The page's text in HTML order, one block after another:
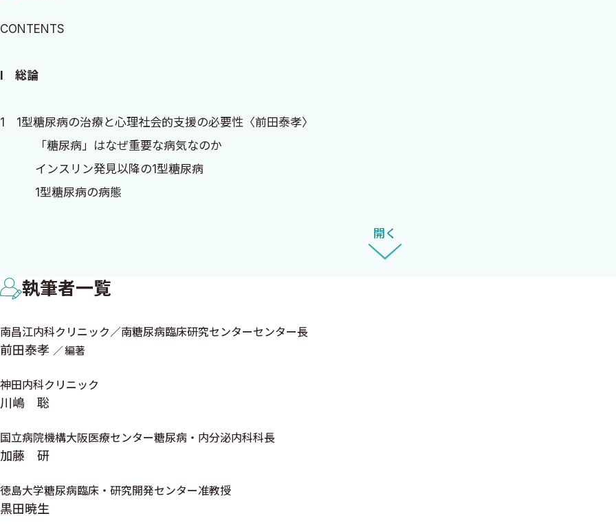
DIABETIC.”というと直感的に無礼極まりない感じがしますね．しかし，“You have DIABETES.”であれば納得できます
というレッテルを患者さんに貼って全人格を修飾しているため，表現として適切ではないということです．糖尿病はあ
ですから，私は1型糖尿病患者さんと接するときには，“diabetic”の視点を排除するように心がけています．そうす
こうあるべきだ/こうなれないだろう」あるいは「あなたは糖尿病だからこれをしてはいけない/これはできないだろう
や療養指導にはならないはずです．
物にも軽重がありますが，その重さを支える患者さん側の特性や心理社会的背景にも十分な配慮と対策が必要だと考
本書を手に取られた皆さんが，1人1人のライフキャリアに応じた1型糖尿病診療を各地で育んでくださることを願っ
2023年2月
前田泰孝
CONTENTS
I 総論
1 1型糖尿病の治療と心理社会的支援の必要性〈前田泰孝〉
「糖尿病」はなぜ重要な病気なのか
インスリン発見以降の1型糖尿病
1型糖尿病の病態
1型糖尿病の経済的負担
2 1型糖尿病ライフキャリアレインボーの提案〈前田泰孝〉
ライフキャリアレインボーとは
1型糖尿病ライフキャリアレインボーの描き方
1型糖尿病ライフキャリアレインボーのテンプレート
［コラム］1型と2型の分類は妥当か？〈前田泰孝〉
1型と2型の境界線
開く
執筆者一覧
南昌江内科クリニック／南糖尿病臨床研究センターセンター長
前田泰孝 編著
神田内科クリニック
川嶋 聡
国立病院機構大阪医療センター糖尿病・内分泌内科科長
加藤 研
徳島大学糖尿病臨床・研究開発センター准教授
黒田暁生